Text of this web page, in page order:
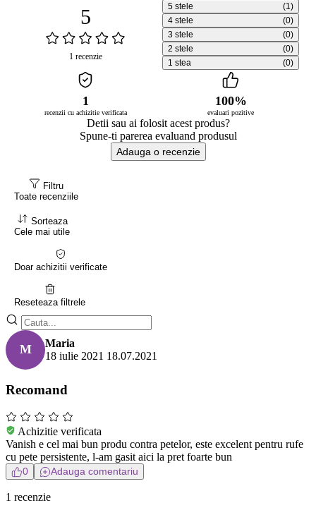
5
1 recenzie
5 stele
(1)
4 stele
(0)
3 stele
(0)
2 stele
(0)
1 stea
(0)
1
recenzii cu achizitie verificata
100%
evaluari pozitive
Detii sau ai folosit acest produs?
Spune-ti parerea evaluand produsul
Adauga o recenzie
Filtru
Toate recenziile
Sorteaza
Cele mai utile
Doar achizitii verificate
Reseteaza filtrele
M
Maria
18 iulie 2021 18.07.2021
Recomand
Achizitie verificata
Vanish e cel mai bun produ contra petelor, este excelent pentru rufe
cu pete persistente, l-am gasit aici la pret foarte bun
0 Adauga comentariu
1 recenzie